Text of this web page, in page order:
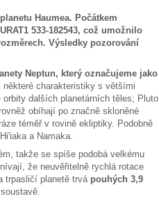
Haumea. Počátkem
533-182543, což umožnilo
Výsledky pozorování
Neptun, který označujeme jako
charakteristiky s většími
dalších planetárních těles; Pluto
obíhají po značně skloněné
téměř v rovině ekliptiky. Podobně
a Namaka.
takže se spíše podobá velkému
že neuvěřitelně rychlá rotace
trpasličí planetě trvá pouhých 3,9